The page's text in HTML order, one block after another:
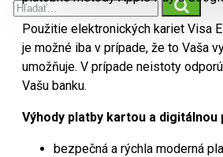
Použitie elektronických kariet Visa
je možné iba v prípade, že to Vaša
umožňuje. V prípade neistoty
Vašu banku.
Výhody platby kartou a digitálnou
bezpečná a rýchla moderná